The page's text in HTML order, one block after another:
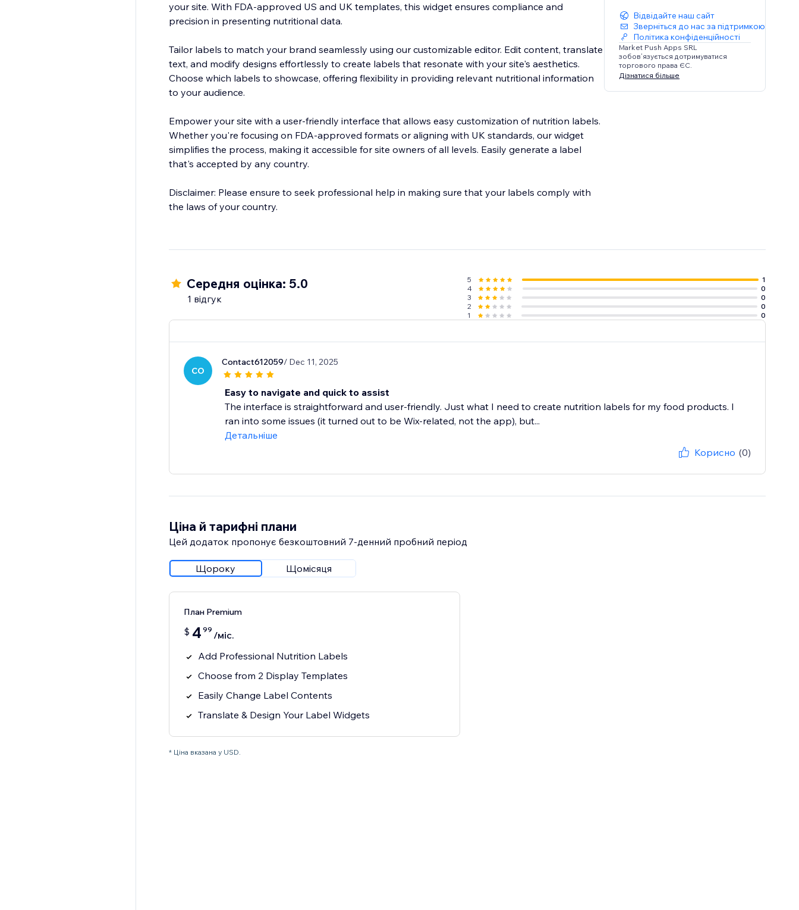
your site. With FDA-approved US and UK templates, this widget ensures compliance and
precision in presenting nutritional data.
Tailor labels to match your brand seamlessly using our customizable editor. Edit content, translate
text, and modify designs effortlessly to create labels that resonate with your site's aesthetics.
Choose which labels to showcase, offering flexibility in providing relevant nutritional information
to your audience.
Empower your site with a user-friendly interface that allows easy customization of nutrition labels.
Whether you're focusing on FDA-approved formats or aligning with UK standards, our widget
simplifies the process, making it accessible for site owners of all levels. Easily generate a label
that's accepted by any country.
Disclaimer: Please ensure to seek professional help in making sure that your labels comply with
the laws of your country.
Відвідайте наш сайт
Зверніться до нас за підтримкою
Політика конфіденційності
Market Push Apps SRL
зобов’язується дотримуватися
торгового права ЄС.
Дізнатися більше
Середня оцінка: 5.0
1 відгук
5
1
4
0
3
0
2
0
1
0
CO
Contact612059/ Dec 11, 2025
Easy to navigate and quick to assist
The interface is straightforward and user-friendly. Just what I need to create nutrition labels for my food products. I
ran into some issues (it turned out to be Wix-related, not the app), but...
Детальніше
Корисно (0)
Ціна й тарифні плани
Цей додаток пропонує безкоштовний 7‑денний пробний період
Щороку Щомісяця
План Premium
$ 4 99 /міс.
Add Professional Nutrition Labels
Choose from 2 Display Templates
Easily Change Label Contents
Translate & Design Your Label Widgets
* Ціна вказана у USD.